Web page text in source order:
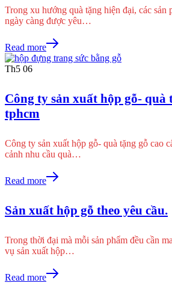
Trong xu hướng quà tặng hiện đại, các sản
ngày càng được yêu…
Read more
Th5 06
Công ty sản xuất hộp gỗ- quà
tphcm
Công ty sản xuất hộp gỗ- quà tặng gỗ cao
cảnh nhu cầu quà…
Read more
Sản xuất hộp gỗ theo yêu cầu.
Trong thời đại mà mỗi sản phẩm đều cần
vụ sản xuất hộp…
Read more